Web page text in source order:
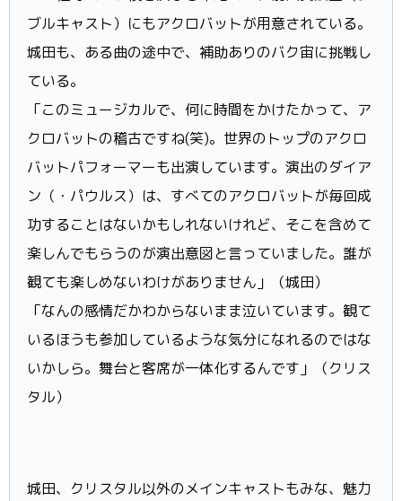
ブルキャスト）にもアクロバットが用意されている。
城田も、ある曲の途中で、補助ありのバク宙に挑戦し
ている。
「このミュージカルで、何に時間をかけたかって、ア
クロバットの稽古ですね(笑)。世界のトップのアクロ
バットパフォーマーも出演しています。演出のダイア
ン（・パウルス）は、すべてのアクロバットが毎回成
功することはないかもしれないけれど、そこを含めて
楽しんでもらうのが演出意図と言っていました。誰が
観ても楽しめないわけがありません」（城田）
「なんの感情だかわからないまま泣いています。観て
いるほうも参加しているような気分になれるのではな
いかしら。舞台と客席が一体化するんです」（クリス
タル）
城田、クリスタル以外のメインキャストもみな、魅力